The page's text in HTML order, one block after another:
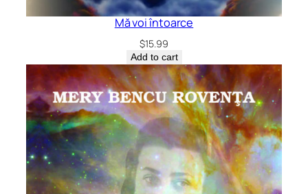
Mă voi întoarce
$15.99
Add to cart